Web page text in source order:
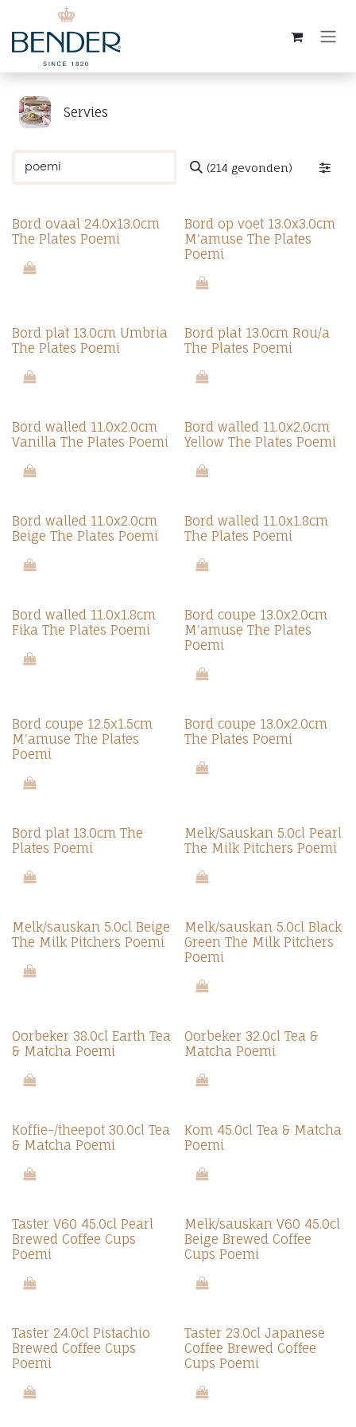
Overslaan naar inhoud
Servies
(214 gevonden)
Nieuw!
Bord ovaal 24.0x13.0cm
The Plates Poemi
Nieuw!
Bord op voet 13.0x3.0cm
M'amuse The Plates
Poemi
Nieuw!
Bord plat 13.0cm Umbria
The Plates Poemi
Nieuw!
Bord plat 13.0cm Rou/a
The Plates Poemi
Nieuw!
Bord walled 11.0x2.0cm
Vanilla The Plates Poemi
Nieuw!
Bord walled 11.0x2.0cm
Yellow The Plates Poemi
Nieuw!
Bord walled 11.0x2.0cm
Beige The Plates Poemi
Nieuw!
Bord walled 11.0x1.8cm
The Plates Poemi
Nieuw!
Bord walled 11.0x1.8cm
Fika The Plates Poemi
Nieuw!
Bord coupe 13.0x2.0cm
M'amuse The Plates
Poemi
Nieuw!
Bord coupe 12.5x1.5cm
M'amuse The Plates
Poemi
Nieuw!
Bord coupe 13.0x2.0cm
The Plates Poemi
Nieuw!
Bord plat 13.0cm The
Plates Poemi
Nieuw!
Melk/Sauskan 5.0cl Pearl
The Milk Pitchers Poemi
Nieuw!
Melk/sauskan 5.0cl Beige
The Milk Pitchers Poemi
Nieuw!
Melk/sauskan 5.0cl Black
Green The Milk Pitchers
Poemi
Nieuw!
Oorbeker 38.0cl Earth Tea
& Matcha Poemi
Nieuw!
Oorbeker 32.0cl Tea &
Matcha Poemi
Nieuw!
Koffie-/theepot 30.0cl Tea
& Matcha Poemi
Nieuw!
Kom 45.0cl Tea & Matcha
Poemi
Nieuw!
Taster V60 45.0cl Pearl
Brewed Coffee Cups
Poemi
Nieuw!
Melk/sauskan V60 45.0cl
Beige Brewed Coffee
Cups Poemi
Nieuw!
Taster 24.0cl Pistachio
Brewed Coffee Cups
Poemi
Nieuw!
Taster 23.0cl Japanese
Coffee Brewed Coffee
Cups Poemi